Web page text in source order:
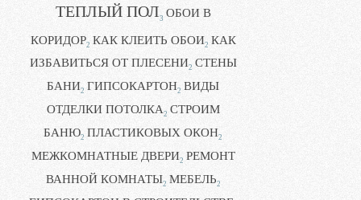
ТЕПЛЫЙ ПОЛ3 ОБОИ В
КОРИДОР2 КАК КЛЕИТЬ ОБОИ2 КАК
ИЗБАВИТЬСЯ ОТ ПЛЕСЕНИ2 СТЕНЫ
БАНИ2 ГИПСОКАРТОН2 ВИДЫ
ОТДЕЛКИ ПОТОЛКА2 СТРОИМ
БАНЮ2 ПЛАСТИКОВЫХ ОКОН2
МЕЖКОМНАТНЫЕ ДВЕРИ2 РЕМОНТ
ВАННОЙ КОМНАТЫ2 МЕБЕЛЬ2